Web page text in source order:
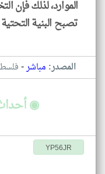
الموارد، لذلك فإن
تصبح البنية
المصدر: مباشر-
◉
YP56JR